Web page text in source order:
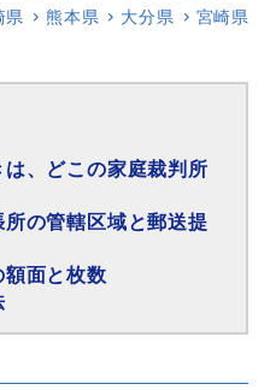
県 熊本県 大分県 宮崎県
、どこの家庭裁判所
の管轄区域と郵送提
面と枚数